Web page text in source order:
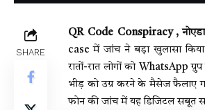
SHARE
QR Code Conspiracy ,
case में जांच ने बड़ा खुलासा
रातों-रात लोगों को WhatsApp
भीड़ को उग्र करने के मैसेज फैलाए
फोन की जांच में यह डिजिटल सबूत